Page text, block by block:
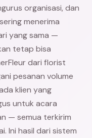
organisasi, dan
menerima
yang sama —
tetap bisa
dari florist
pesanan volume
klien yang
untuk acara
— semua terkirim
Ini hasil dari sistem